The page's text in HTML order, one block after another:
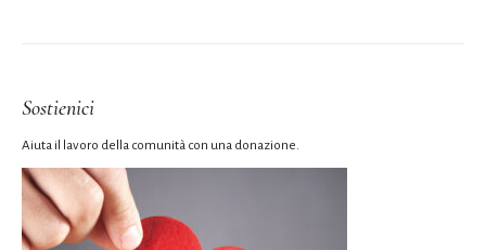
Sostienici
Aiuta il lavoro della comunità con una donazione.